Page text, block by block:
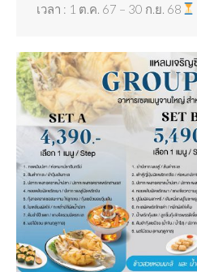
เวลา : 1 ต.ค. 67 – 30 ก.ย. 68